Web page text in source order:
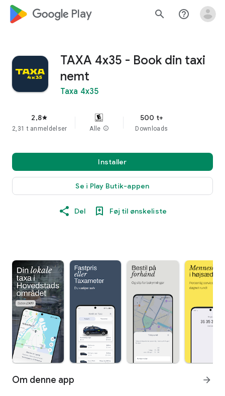
google_logo Play search help_outline
TAXA 4x35 - Book din taxi
nemt
Taxa 4x35
2,8star
2,31 t anmeldelser Alle info
500 t+
Downloads
Installer
Se i Play Butik-appen
Del Føj til ønskeliste
Om denne app arrow_forward